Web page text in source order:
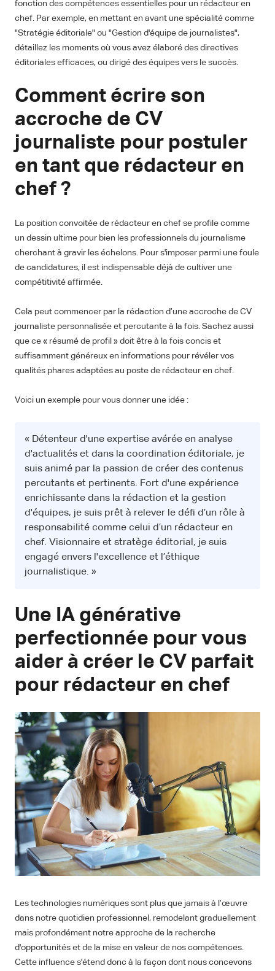
fonction des compétences essentielles pour un rédacteur en
chef. Par exemple, en mettant en avant une spécialité comme
"Stratégie éditoriale" ou "Gestion d'équipe de journalistes",
détaillez les moments où vous avez élaboré des directives
éditoriales efficaces, ou dirigé des équipes vers le succès.
Comment écrire son
accroche de CV
journaliste pour postuler
en tant que rédacteur en
chef ?
La position convoitée de rédacteur en chef se profile comme
un dessin ultime pour bien les professionnels du journalisme
cherchant à gravir les échelons. Pour s'imposer parmi une foule
de candidatures, il est indispensable déjà de cultiver une
compétitivité affirmée.
Cela peut commencer par la rédaction d’une accroche de CV
journaliste personnalisée et percutante à la fois. Sachez aussi
que ce « résumé de profil » doit être à la fois concis et
suffisamment généreux en informations pour révéler vos
qualités phares adaptées au poste de rédacteur en chef.
Voici un exemple pour vous donner une idée :
« Détenteur d'une expertise avérée en analyse
d'actualités et dans la coordination éditoriale, je
suis animé par la passion de créer des contenus
percutants et pertinents. Fort d'une expérience
enrichissante dans la rédaction et la gestion
d'équipes, je suis prêt à relever le défi d’un rôle à
responsabilité comme celui d’un rédacteur en
chef. Visionnaire et stratège éditorial, je suis
engagé envers l'excellence et l’éthique
journalistique. »
Une IA générative
perfectionnée pour vous
aider à créer le CV parfait
pour rédacteur en chef
Les technologies numériques sont plus que jamais à l’œuvre
dans notre quotidien professionnel, remodelant graduellement
mais profondément notre approche de la recherche
d'opportunités et de la mise en valeur de nos compétences.
Cette influence s'étend donc à la façon dont nous concevons